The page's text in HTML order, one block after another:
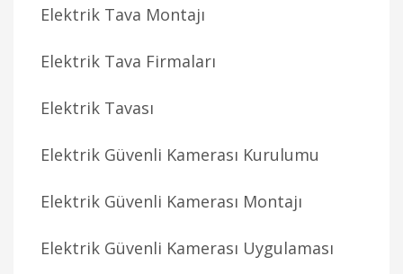
Elektrik Tava Montajı
Elektrik Tava Firmaları
Elektrik Tavası
Elektrik Güvenli Kamerası Kurulumu
Elektrik Güvenli Kamerası Montajı
Elektrik Güvenli Kamerası Uygulaması